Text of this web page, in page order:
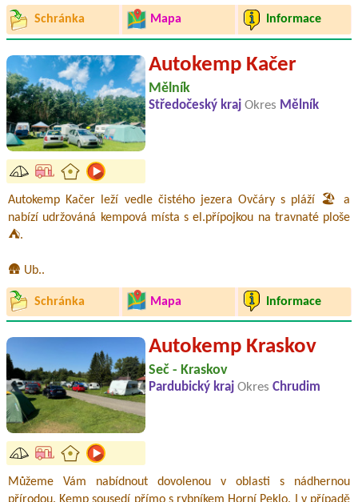
Schránka Mapa Informace
Autokemp Kačer
Mělník
Středočeský kraj Okres Mělník
Autokemp Kačer leží vedle čistého jezera Ovčáry s pláží 🏖️ a
nabízí udržováná kempová místa s el.přípojkou na travnaté ploše
⛺.
🛖 Ub..
Schránka Mapa Informace
Autokemp Kraskov
Seč - Kraskov
Pardubický kraj Okres Chrudim
Můžeme Vám nabídnout dovolenou v oblasti s nádhernou